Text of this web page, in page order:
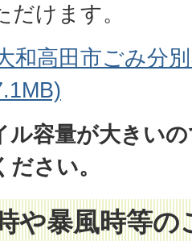
だけます。
和高田市ごみ分
ル容量が大きい
さい。
や暴風時等